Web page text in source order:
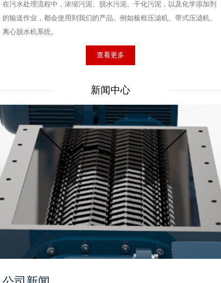
在污水处理流程中，浓缩污泥、脱水污泥、干化污泥，以及化学添加剂
的输送作业，都会使用到我们的产品。例如板框压滤机、带式压滤机、
离心脱水机系统。
查看更多
新闻中心